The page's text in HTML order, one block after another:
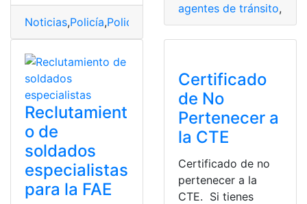
Noticias,Policía,Policía Ecuatoriana,Policía Nacional
agentes de tránsito,
Reclutamient
o de
soldados
especialistas
para la FAE
Certificado
de No
Pertenecer a
la CTE
Certificado de no
pertenecer a la
CTE. Si tienes